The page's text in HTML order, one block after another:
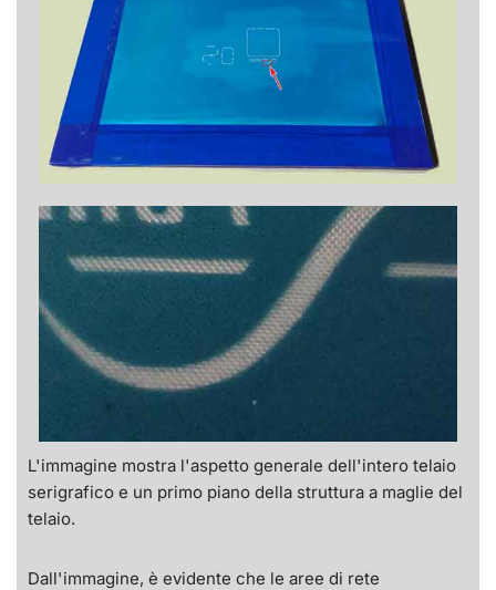
L'immagine mostra l'aspetto generale dell'intero telaio
serigrafico e un primo piano della struttura a maglie del
telaio.
Dall'immagine, è evidente che le aree di rete